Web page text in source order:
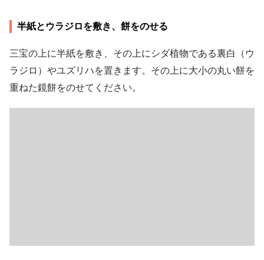
半紙とウラジロを敷き、餅をのせる
三宝の上に半紙を敷き、その上にシダ植物である裏白（ウ
ラジロ）やユズリハを置きます。その上に大小の丸い餅を
重ねた鏡餅をのせてください。